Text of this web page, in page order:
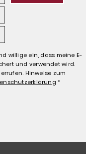
willige ein, dass meine E-
und verwendet wird.
Hinweise zum
*